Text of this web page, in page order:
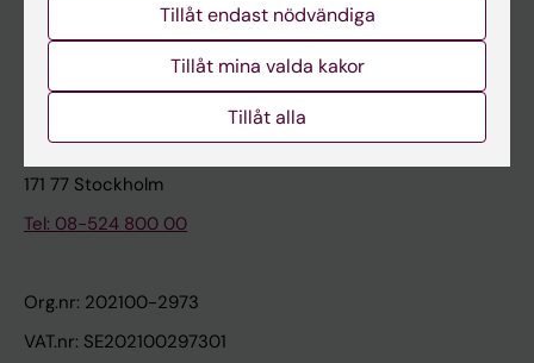
Karolinska Institutet Innovation
Kontakta presstjänsten
Karolinska Institutet
171 77 Stockholm
Tel: 08-524 800 00
Org.nr: 202100-2973
VAT.nr: SE202100297301
Tillåt endast nödvändiga
Tillåt mina valda kakor
Tillåt alla